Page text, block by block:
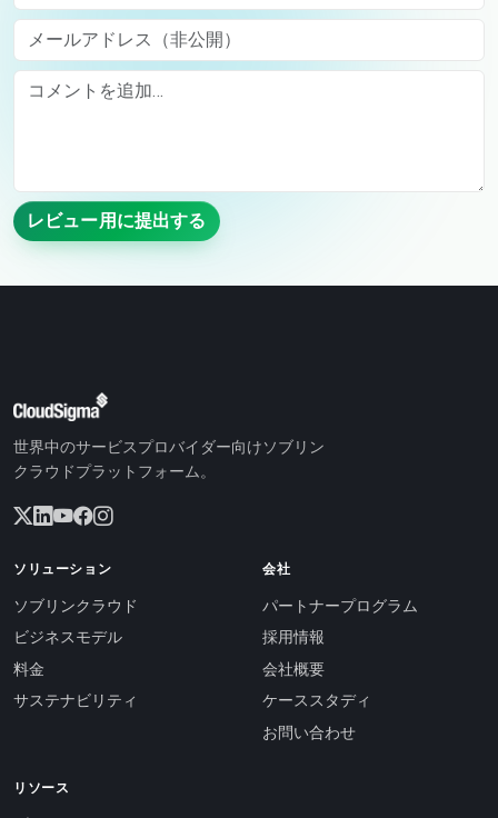
メールアドレス（非公開）
Comment
レビュー用に提出する
世界中のサービスプロバイダー向けソブリン
クラウドプラットフォーム。
ソリューション
ソブリンクラウド
ビジネスモデル
料金
サステナビリティ
会社
パートナープログラム
採用情報
会社概要
ケーススタディ
お問い合わせ
リソース